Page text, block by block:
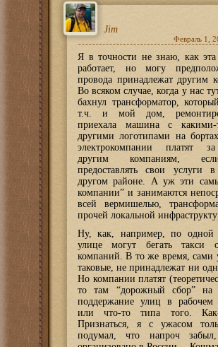
Jim
Февраль 1,
Я в точности не знаю, как эта
работает, но могу
провода принадлежат другим
Во всяком случае, когда у нас
бахнул трансформатор,
т.ч. и мой дом,
приехала машина с какими-
другими логотипами на
электрокомпании платят
другим компаниям,
предоставлять свои услуги
другом районе. А уж эти
компании” и занимаются
всей вермишелью,
прочей локальной
Ну, как, например, по
улице могут бегать такси
компаний. В то же время, сами
таковые, не принадлежат ни
Но компании платят
то там “дорожный сбор” на
поддержание улиц в рабочем
или что-то типа того.
Признаться, я с ужасом
подумал, что напроч